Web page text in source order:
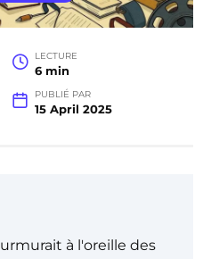
LECTURE
6 min
PUBLIÉ PAR
15 April 2025
à l'oreille des